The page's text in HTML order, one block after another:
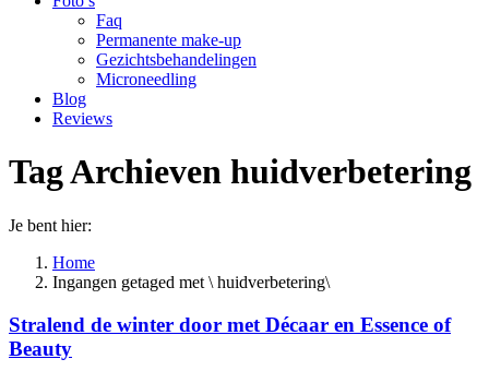
Faq
Permanente make-up
Gezichtsbehandelingen
Microneedling
Blog
Reviews
Tag Archieven huidverbetering
Je bent hier:
Home
Ingangen getaged met \ huidverbetering\
Stralend de winter door met Décaar en Essence of
Beauty